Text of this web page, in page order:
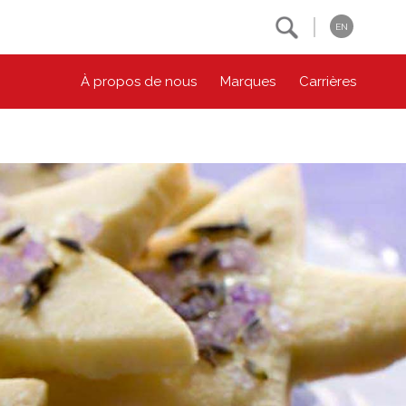
EN
À propos de nous Marques Carrières
Environnement
Bien-être des animaux
Collectivité
Principes coopératifs
Diversité et inclusion
Accessibilité
Contactez-nous
Location